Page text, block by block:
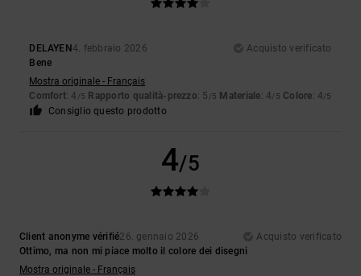
DELAYEN 4. febbraio 2026
Acquisto verificato
Bene
Mostra originale - Français
Comfort: 4 /5 Rapporto qualità-prezzo: 5 /5 Materiale: 4/5 Colore: 4/5
Consiglio questo prodotto
4/5
Client anonyme vérifié26. gennaio 2026
Acquisto verificato
Ottimo, ma non mi piace molto il colore dei disegni
Mostra originale - Français